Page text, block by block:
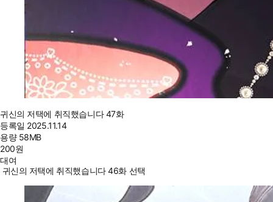
귀신의 저택에 취직했습니다 47화
등록일 2025.11.14
용량 58MB
200원
대여
귀신의 저택에 취직했습니다 46화 선택